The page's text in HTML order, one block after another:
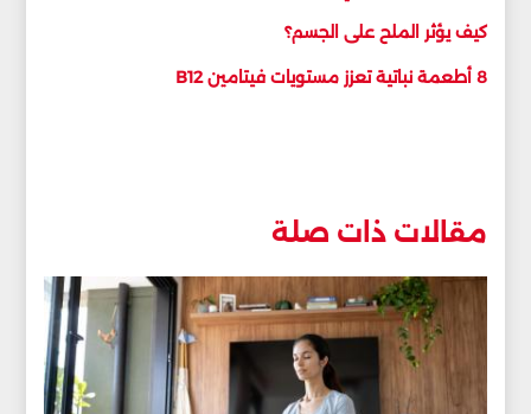
كيف يؤثر الملح على الجسم؟
8 أطعمة نباتية تعزز مستويات فيتامين B12
مقالات ذات صلة